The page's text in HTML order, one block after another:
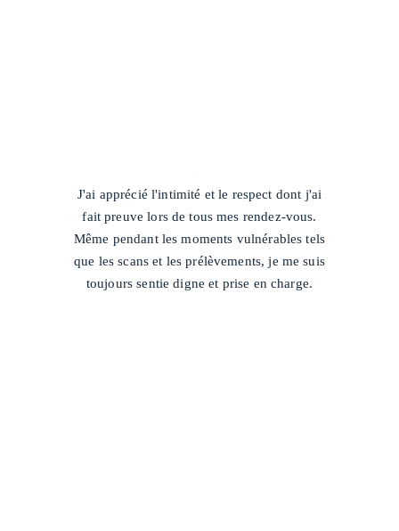
J'ai apprécié l'intimité et le respect dont j'ai
fait preuve lors de tous mes rendez-vous.
Même pendant les moments vulnérables tels
que les scans et les prélèvements, je me suis
toujours sentie digne et prise en charge.